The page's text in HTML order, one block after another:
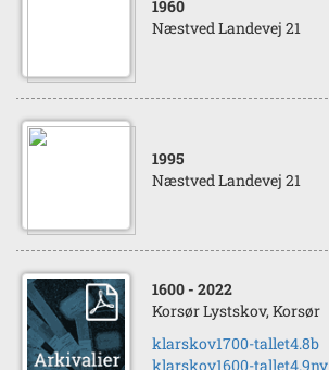
1960
Næstved Landevej 21
1995
Næstved Landevej 21
1600 - 2022
Korsør Lystskov, Korsør
klarskov1700-tallet4.8b
klarskov1600-tallet4.9ny